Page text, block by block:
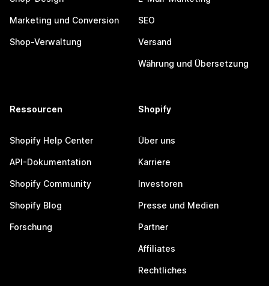
Marketing und Conversion
Shop-Verwaltung
SEO
Versand
Währung und Übersetzung
Ressourcen
Shopify Help Center
API-Dokumentation
Shopify Community
Shopify Blog
Forschung
Shopify
Über uns
Karriere
Investoren
Presse und Medien
Partner
Affiliates
Rechtliches